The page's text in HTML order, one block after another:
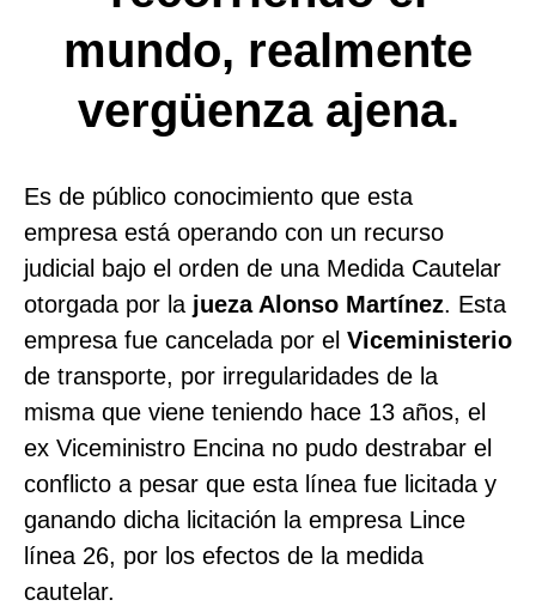
mundo, realmente
vergüenza ajena.
Es de público conocimiento que esta
empresa está operando con un recurso
judicial bajo el orden de una Medida Cautelar
otorgada por la jueza Alonso Martínez. Esta
empresa fue cancelada por el Viceministerio
de transporte, por irregularidades de la
misma que viene teniendo hace 13 años, el
ex Viceministro Encina no pudo destrabar el
conflicto a pesar que esta línea fue licitada y
ganando dicha licitación la empresa Lince
línea 26, por los efectos de la medida
cautelar.